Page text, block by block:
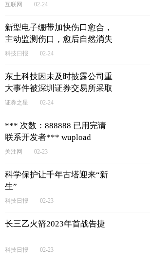
互联网 02-24
新型电子绷带加快伤口愈合，
主动监测伤口，愈后自然消失
环球快讯
科技日报 02-24
东土科技因未及时披露公司重
大事件被深圳证券交易所采取
监管措施
证券之星 02-24
*** 次数：888888 已用完请
联系开发者*** wupload
关注网 02-23
科学保护让千年古塔迎来“新
生”
科技日报 02-23
长三乙火箭2023年首战告捷
科技日报 02-23